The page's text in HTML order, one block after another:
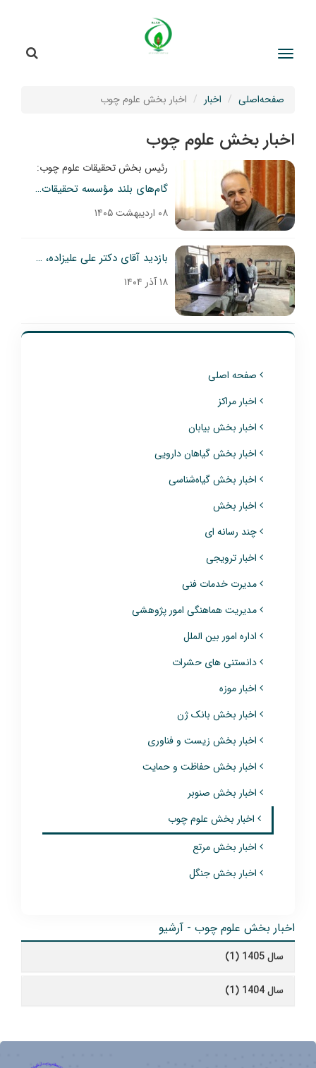
صفحه‌اصلی اخبار اخبار بخش علوم چوب
اخبار بخش علوم چوب
رئیس بخش تحقیقات علوم چوب:
گام‌های بلند مؤسسه تحقیقات جنگلها و مراتع کشور در مسیر توسعه فناوری‌های بومی
۰۸ اردیبهشت ۱۴۰۵
بازدید آقای دکتر علی علیزاده، ریاست محترم مؤسسه تحقیقات جنگل‌ها و مراتع کشور، از ایستگاه البرز و بخش صنایع چوب
۱۸ آذر ۱۴۰۴
صفحه اصلی
اخبار مراکز
اخبار بخش بیابان
اخبار بخش گیاهان دارویی
اخبار بخش گیاه‌شناسی
اخبار بخش
چند رسانه ای
اخبار ترویجی
مدیرت خدمات فنی
مدیریت هماهنگی امور پژوهشی
اداره امور بین الملل
دانستنی های حشرات
اخبار موزه
اخبار بخش بانک ژن
اخبار بخش زیست و فناوری
اخبار بخش حفاظت و حمایت
اخبار بخش صنوبر
اخبار بخش علوم چوب
اخبار بخش مرتع
اخبار بخش جنگل
اخبار بخش علوم چوب - آرشیو
سال 1405 (1)
سال 1404 (1)